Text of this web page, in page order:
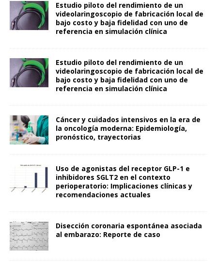
Estudio piloto del rendimiento de un
videolaringoscopio de fabricación local de
bajo costo y baja fidelidad con uno de
referencia en simulación clínica
Estudio piloto del rendimiento de un
videolaringoscopio de fabricación local de
bajo costo y baja fidelidad con uno de
referencia en simulación clínica
Cáncer y cuidados intensivos en la era de
la oncología moderna: Epidemiología,
pronóstico, trayectorias
Uso de agonistas del receptor GLP-1 e
inhibidores SGLT2 en el contexto
perioperatorio: Implicaciones clínicas y
recomendaciones actuales
Disección coronaria espontánea asociada
al embarazo: Reporte de caso